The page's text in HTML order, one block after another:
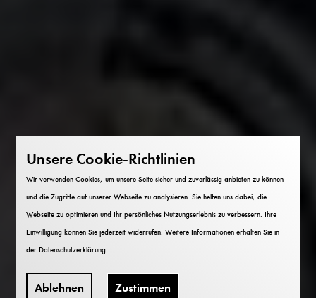
Unsere Cookie-Richtlinien
Wir verwenden Cookies, um unsere Seite sicher und zuverlässig anbieten zu können
und die Zugriffe auf unserer Webseite zu analysieren. Sie helfen uns dabei, die
Webseite zu optimieren und Ihr persönliches Nutzungserlebnis zu verbessern. Ihre
Einwilligung können Sie jederzeit widerrufen. Weitere Informationen erhalten Sie in
derDatenschutzerklärung
Ablehnen Zustimmen